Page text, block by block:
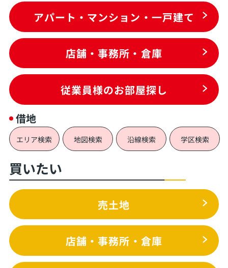
アパート・マンション・一戸建て
店舗・事務所・倉庫
従業員様のお部屋探し
借地
エリア検索 地図検索 沿線検索 学区検索
買いたい
売土地
店舗・事務所・倉庫